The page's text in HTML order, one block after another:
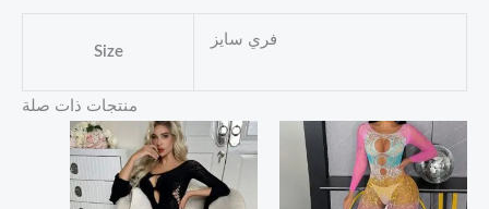
Size
فري سايز
منتجات ذات صلة